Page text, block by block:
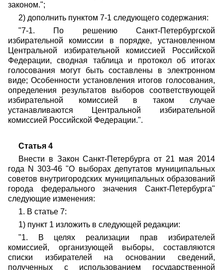
законом.";
2) дополнить пунктом 7-1 следующего содержания:
"7-1. По решению Санкт-Петербургской
избирательной комиссии в порядке, установленном
Центральной избирательной комиссией Российской
Федерации, сводная таблица и протокол об итогах
голосования могут быть составлены в электронном
виде; Особенности установления итогов голосования,
определения результатов выборов соответствующей
избирательной комиссией в таком случае
устанавливаются Центральной избирательной
комиссией Российской Федерации.".
Статья 4
Внести в Закон Санкт-Петербурга от 21 мая 2014
года N 303-46 "О выборах депутатов муниципальных
советов внутригородских муниципальных образований
города федерального значения Санкт-Петербурга"
следующие изменения:
1. В статье 7:
1) пункт 1 изложить в следующей редакции:
"1. В целях реализации прав избирателей
комиссией, организующей выборы, составляются
списки избирателей на основании сведений,
полученных с использованием государственной